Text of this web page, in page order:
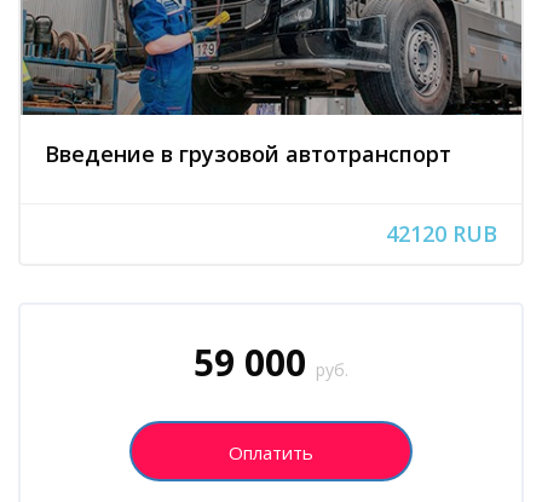
Введение в грузовой автотранспорт
42120 RUB
59 000 руб.
Оплатить